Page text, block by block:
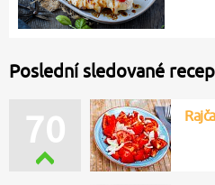
Poslední sledované
70